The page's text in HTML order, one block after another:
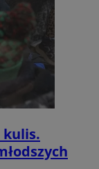
kulis.